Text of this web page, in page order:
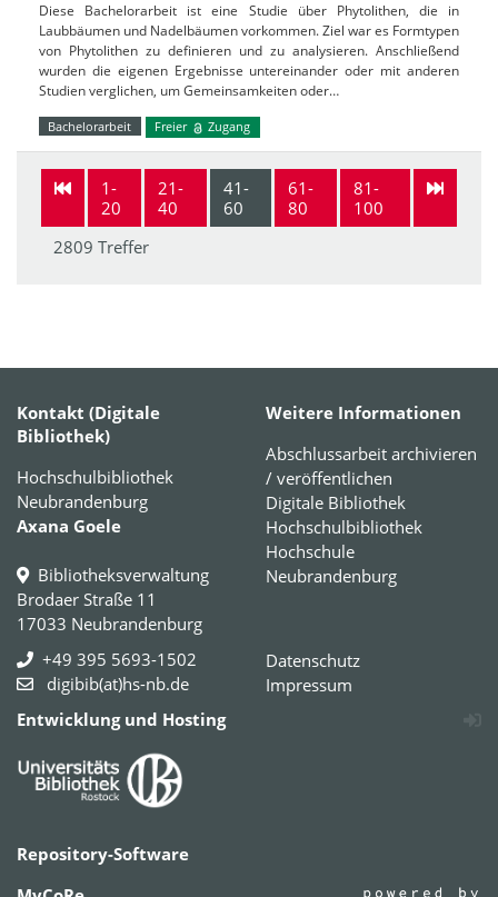
Diese Bachelorarbeit ist eine Studie über Phytolithen, die in
Laubbäumen und Nadelbäumen vorkommen. Ziel war es Formtypen
von Phytolithen zu definieren und zu analysieren. Anschließend
wurden die eigenen Ergebnisse untereinander oder mit anderen
Studien verglichen, um Gemeinsamkeiten oder…
Bachelorarbeit Freier Zugang
1-
20
21-
40
41-
60
61-
80
81-
100
2809 Treffer
Kontakt (Digitale
Bibliothek)
Hochschulbibliothek
Neubrandenburg
Axana Goele
Bibliotheksverwaltung
Brodaer Straße 11
17033 Neubrandenburg
+49 395 5693-1502
digibib(at)hs-nb.de
Weitere Informationen
Abschlussarbeit archivieren
/ veröffentlichen
Digitale Bibliothek
Hochschulbibliothek
Hochschule
Neubrandenburg
Datenschutz
Impressum
Entwicklung und Hosting
Repository-Software